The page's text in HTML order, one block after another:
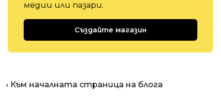
медии или пазари.
Създайте магазин
‹ Към началната страница на блога